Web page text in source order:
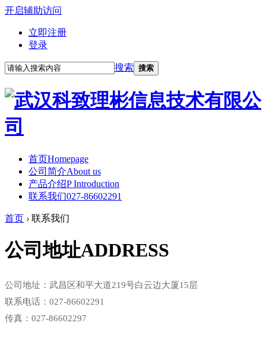
开启辅助访问
立即注册
登录
搜索 搜索
首页Homepage
公司简介About us
产品介绍P Introduction
联系我们027-86602291
首页 › 联系我们
公司地址ADDRESS
公司地址：武昌区和平大道219号白云边大厦15层
联系电话：027-86602291
传真：027-86602297